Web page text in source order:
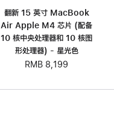
翻新 15 英寸 MacBook
Air Apple M4 芯片 (配备
10 核中央处理器和 10 核图
形处理器) - 星光色
RMB 8,199